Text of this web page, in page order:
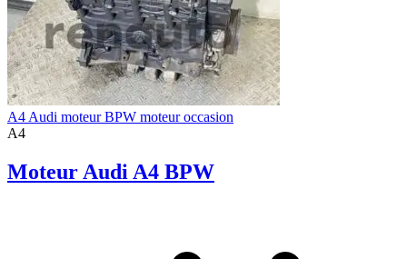
A4 Audi moteur BPW moteur occasion
A4
Moteur Audi A4 BPW